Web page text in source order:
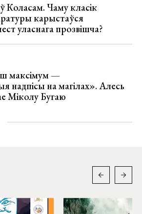
Коласам. Чаму класік
карыстаўся
уласнага прозвішча?
максімум —
надпісы на магілах». Алесь
Міколу Бугаю